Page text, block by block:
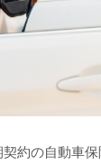
約の自動車